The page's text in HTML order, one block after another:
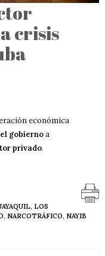
crisis
económica
gobiernoa
privado.
, LOS
, NARCOTRÁFICO, NAYIB